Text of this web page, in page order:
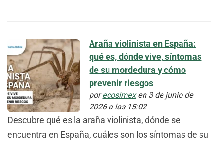
Araña violinista en España:
qué es, dónde vive, síntomas
de su mordedura y cómo
prevenir riesgos
porecosimexen 3 de junio de
2026 a las 15:02
Descubre qué es la araña violinista, dónde se
encuentra en España, cuáles son los síntomas de su